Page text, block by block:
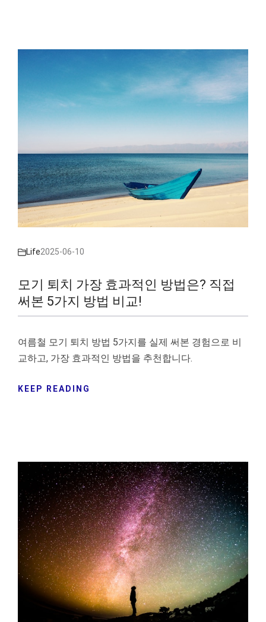
Life2025-06-10
모기 퇴치 가장 효과적인 방법은? 직접
써본 5가지 방법 비교!
여름철 모기 퇴치 방법 5가지를 실제 써본 경험으로 비
교하고, 가장 효과적인 방법을 추천합니다.
KEEP READING